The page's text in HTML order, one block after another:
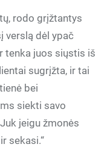
rodo grįžtantys
verslą dėl ypač
tenka juos siųstis iš
sugrįžta, ir tai
bei
siekti savo
jeigu žmonės
sekasi.“